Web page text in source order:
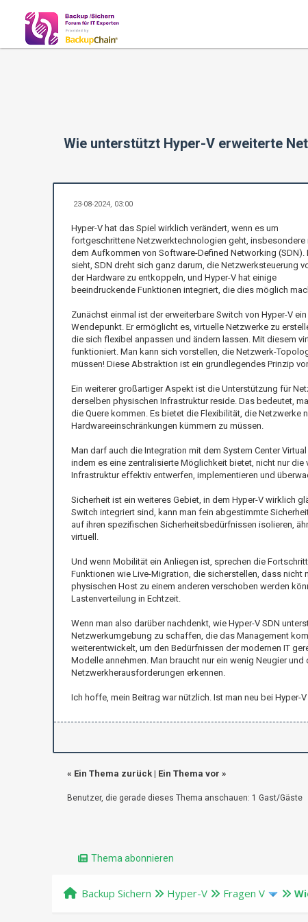
Wie unterstützt Hyper-V erweiterte
23-08-2024, 03:00
Hyper-V hat das Spiel wirklich verändert, wenn es um
fortgeschrittene Netzwerktechnologien geht, insbesondere
dem Aufkommen von Software-Defined Networking (SDN).
sieht, SDN dreht sich ganz darum, die Netzwerksteuerung
der Hardware zu entkoppeln, und Hyper-V hat einige
beeindruckende Funktionen integriert, die dies möglich
Zunächst einmal ist der erweiterbare Switch von Hyper-V ein
Wendepunkt. Er ermöglicht es, virtuelle Netzwerke zu
die sich flexibel anpassen und ändern lassen. Mit diesem
funktioniert. Man kann sich vorstellen, die Netzwerk-
müssen! Diese Abstraktion ist ein grundlegendes Prinzip
Ein weiterer großartiger Aspekt ist die Unterstützung für
derselben physischen Infrastruktur reside. Das bedeutet,
die Quere kommen. Es bietet die Flexibilität, die
Hardwareeinschränkungen kümmern zu müssen.
Man darf auch die Integration mit dem System Center
indem es eine zentralisierte Möglichkeit bietet, nicht nur
Infrastruktur effektiv entwerfen, implementieren und
Sicherheit ist ein weiteres Gebiet, in dem Hyper-V wirklich
Switch integriert sind, kann man fein abgestimmte
auf ihren spezifischen Sicherheitsbedürfnissen isolieren,
virtuell.
Und wenn Mobilität ein Anliegen ist, sprechen die
Funktionen wie Live-Migration, die sicherstellen, dass
physischen Host zu einem anderen verschoben werden
Lastenverteilung in Echtzeit.
Wenn man also darüber nachdenkt, wie Hyper-V SDN
Netzwerkumgebung zu schaffen, die das Management
weiterentwickelt, um den Bedürfnissen der modernen IT
Modelle annehmen. Man braucht nur ein wenig Neugier
Netzwerkherausforderungen erkennen.
Ich hoffe, mein Beitrag war nützlich. Ist man neu bei Hyper-
« Ein Thema zurück| Ein Thema vor »
Benutzer, die gerade dieses Thema anschauen: 1 Gast/Gäste
Thema abonnieren
Backup Sichern Hyper-V Fragen V